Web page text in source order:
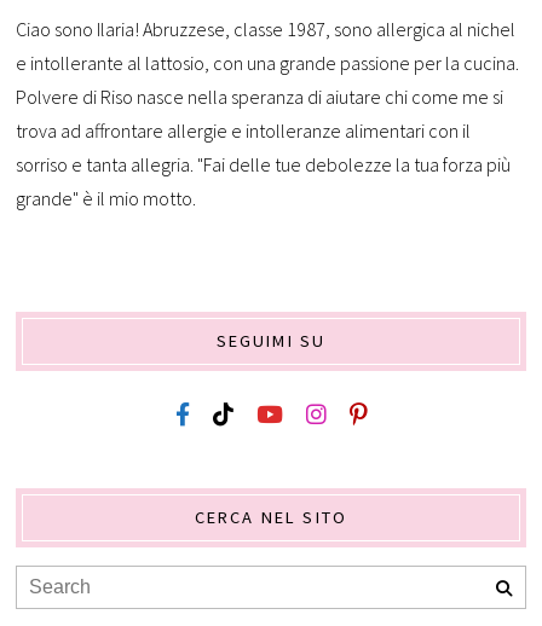
Ciao sono Ilaria! Abruzzese, classe 1987, sono allergica al nichel
e intollerante al lattosio, con una grande passione per la cucina.
Polvere di Riso nasce nella speranza di aiutare chi come me si
trova ad affrontare allergie e intolleranze alimentari con il
sorriso e tanta allegria. "Fai delle tue debolezze la tua forza più
grande" è il mio motto.
SEGUIMI SU
CERCA NEL SITO